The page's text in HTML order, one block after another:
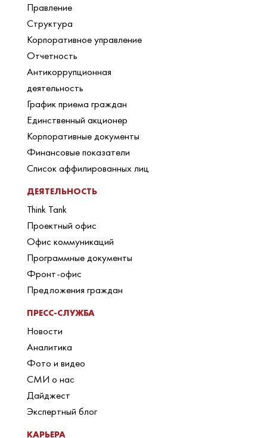
Правление
Структура
Корпоративное управление
Отчетность
Антикоррупционная
деятельность
График приема граждан
Единственный акционер
Корпоративные документы
Финансовые показатели
Список аффилированных лиц
ДЕЯТЕЛЬНОСТЬ
Think Tank
Проектный офис
Офис коммуникаций
Программные документы
Фронт-офис
Предложения граждан
ПРЕСС-СЛУЖБА
Новости
Аналитика
Фото и видео
СМИ о нас
Дайджест
Экспертный блог
КАРЬЕРА